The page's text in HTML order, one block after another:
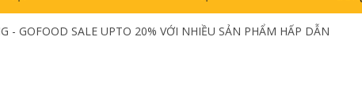
- GOFOOD SALE UPTO 20% VỚI NHIỀU SẢN PHẨM HẤP DẪN